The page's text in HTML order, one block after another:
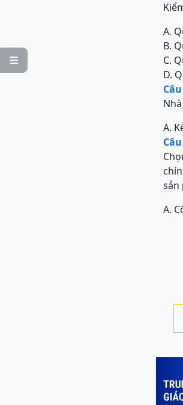

A.
B.
C.
D.
A.
sản
A.